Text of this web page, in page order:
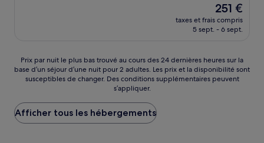
Le
nouveau
prix
251 €
251 €
taxes et frais compris
5 sept. - 6 sept.
Prix
par
nuit
plus
bas
trouvé
Prix par nuit le plus bas trouvé au cours des 24 dernières heures sur la
base d’un séjour d’une nuit pour 2 adultes. Les prix et la disponibilité sont
susceptibles de changer. Des conditions supplémentaires peuvent
s’appliquer.
Afficher tous les hébergements